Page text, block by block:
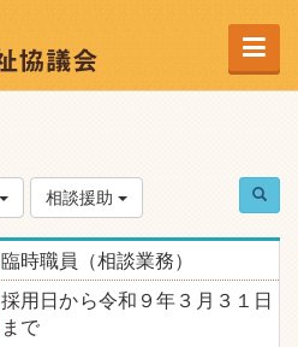
相談援助
臨時職員（相談業務）
採用日から令和９年３月３１日
まで